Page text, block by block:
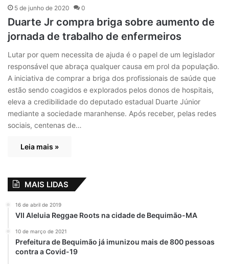
5 de junho de 2020 0
Duarte Jr compra briga sobre aumento de
jornada de trabalho de enfermeiros
Lutar por quem necessita de ajuda é o papel de um legislador
responsável que abraça qualquer causa em prol da população.
A iniciativa de comprar a briga dos profissionais de saúde que
estão sendo coagidos e explorados pelos donos de hospitais,
eleva a credibilidade do deputado estadual Duarte Júnior
mediante a sociedade maranhense. Após receber, pelas redes
sociais, centenas de…
Leia mais »
MAIS LIDAS
16 de abril de 2019
VII Aleluia Reggae Roots na cidade de Bequimão-MA
10 de março de 2021
Prefeitura de Bequimão já imunizou mais de 800 pessoas
contra a Covid-19